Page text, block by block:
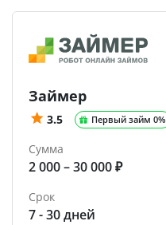
Займер
3.5 Первый займ 0%
Сумма
2 000 – 30 000 ₽
Срок
7 - 30 дней